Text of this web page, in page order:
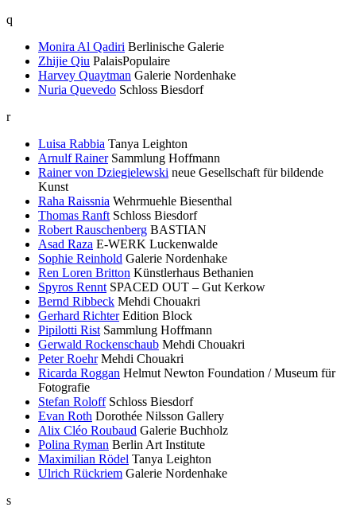
q
Monira Al Qadiri Berlinische Galerie
Zhijie Qiu PalaisPopulaire
Harvey Quaytman Galerie Nordenhake
Nuria Quevedo Schloss Biesdorf
r
Luisa Rabbia Tanya Leighton
Arnulf Rainer Sammlung Hoffmann
Rainer von Dziegielewski neue Gesellschaft für bildende
Kunst
Raha Raissnia Wehrmuehle Biesenthal
Thomas Ranft Schloss Biesdorf
Robert Rauschenberg BASTIAN
Asad Raza E-WERK Luckenwalde
Sophie Reinhold Galerie Nordenhake
Ren Loren Britton Künstlerhaus Bethanien
Spyros Rennt SPACED OUT – Gut Kerkow
Bernd Ribbeck Mehdi Chouakri
Gerhard Richter Edition Block
Pipilotti Rist Sammlung Hoffmann
Gerwald Rockenschaub Mehdi Chouakri
Peter Roehr Mehdi Chouakri
Ricarda Roggan Helmut Newton Foundation / Museum für
Fotografie
Stefan Roloff Schloss Biesdorf
Evan Roth Dorothée Nilsson Gallery
Alix Cléo Roubaud Galerie Buchholz
Polina Ryman Berlin Art Institute
Maximilian Rödel Tanya Leighton
Ulrich Rückriem Galerie Nordenhake
s